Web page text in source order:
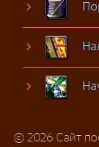
© 2026 Сайт